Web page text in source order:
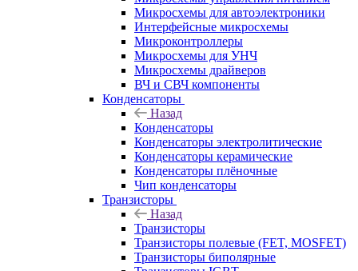
Микросхемы для автоэлектроники
Интерфейсные микросхемы
Микроконтроллеры
Микросхемы для УНЧ
Микросхемы драйверов
ВЧ и СВЧ компоненты
Конденсаторы
Назад
Конденсаторы
Конденсаторы электролитические
Конденсаторы керамические
Конденсаторы плёночные
Чип конденсаторы
Транзисторы
Назад
Транзисторы
Транзисторы полевые (FET, MOSFET)
Транзисторы биполярные